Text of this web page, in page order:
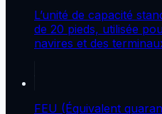
L’unité de capacité
de 20 pieds, utilisée
navires et des
FEU (Équivalent